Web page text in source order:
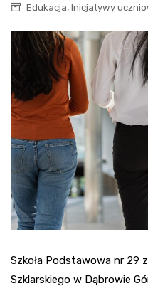
Edukacja, Inicjatywy
Szkoła Podstawowa nr 29
Szklarskiego w Dąbrowie